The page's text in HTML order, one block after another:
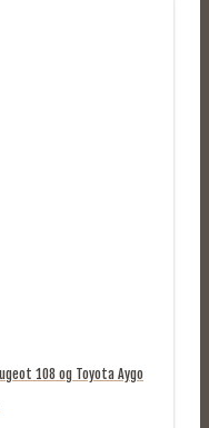
108 og Toyota Aygo